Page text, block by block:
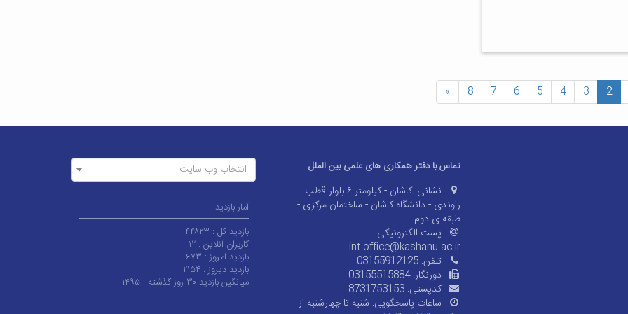
2
3
4
5
6
7
8
»
تماس با دفتر همکاری های علمی بین الملل
نشانی:
کاشان - کیلومتر ۶ بلوار قطب
راوندی - دانشگاه کاشان - ساختمان مرکزی -
طبقه ی دوم
پست الکترونیکی:
int.office@kashanu.ac.ir
تلفن: 03155912125
دورنگار:03155515884
کدپستی: 8731753153
ساعات پاسخگویی: شنبه تا چهارشنبه از
انتخاب وب سایت
آمار بازدید
بازدید کل : ۴۴۸۲۳
کاربران آنلاین :۱۲
بازدید امروز : ۶۷۳
بازدید دیروز : ۲۱۵۴
میانگین بازدید ۳۰ روز گذشته :
۱۴۹۵